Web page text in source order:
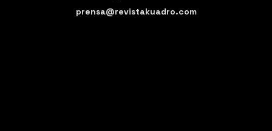
prensa@revistakuadro.com